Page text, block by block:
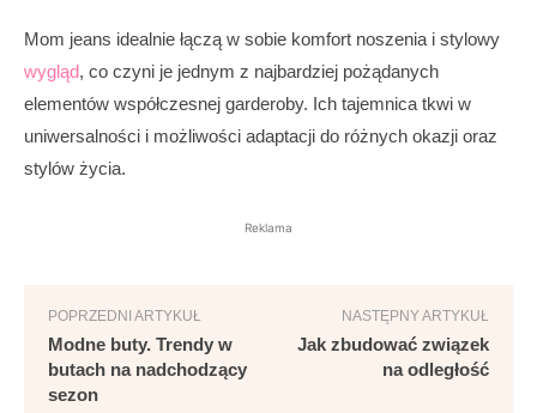
Mom jeans idealnie łączą w sobie komfort noszenia i stylowy
wygląd, co czyni je jednym z najbardziej pożądanych
elementów współczesnej garderoby. Ich tajemnica tkwi w
uniwersalności i możliwości adaptacji do różnych okazji oraz
stylów życia.
Reklama
POPRZEDNI ARTYKUŁ
Modne buty. Trendy w
butach na nadchodzący
sezon
NASTĘPNY ARTYKUŁ
Jak zbudować związek
na odległość